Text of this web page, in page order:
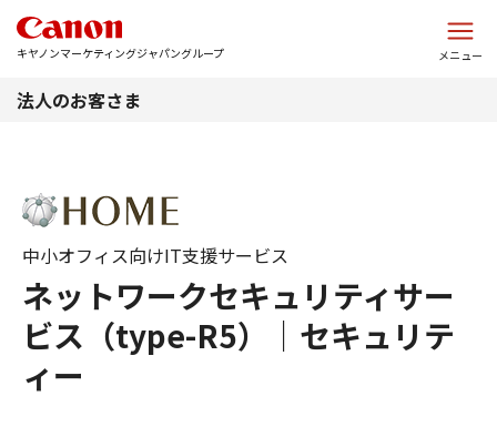
キヤノンマーケティングジャパングループ メニュー
法人のお客さま
ネットワークセキュリティサー
ビス（type-R5）｜セキュリテ
ィー
中小オフィス向けIT支援サービス